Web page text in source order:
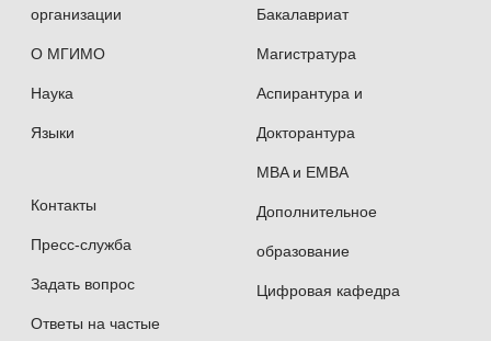
Обязательным является изучение
английского языка
На факультете преподаются более
распространенных европейских —
немецкого, испанского, французского —
до сравнительно редких, например, датского
или нидерландского, а также трудных
корейского, японского, вьетнамского,
арабского и др.
организации
О МГИМО
Наука
Языки
Контакты
Пресс-служба
Задать вопрос
Ответы на частые
Бакалавриат
Магистратура
Аспирантура и
Докторантура
MBA и EMBA
Дополнительное
образование
Цифровая кафедра